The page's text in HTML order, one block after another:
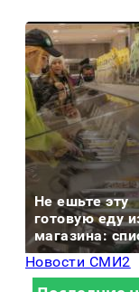
Не ешьте эту
готовую еду
магазина:
Новости СМИ2